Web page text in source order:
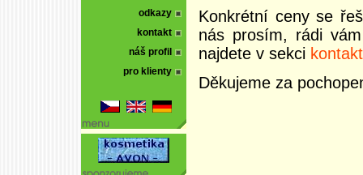
odkazy
kontakt
náš profil
pro klienty
Konkrétní ceny se
nás prosím, rádi
najdete v sekci kontakt
Děkujeme za